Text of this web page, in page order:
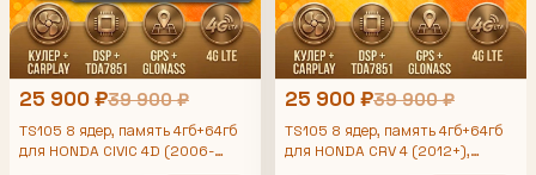
25 900 ₽39 900 ₽
TS105 8 ядер, память 4гб+64гб
для HONDA CIVIC 4D (2006-
2012), Android андроид
25 900 ₽39 900 ₽
TS105 8 ядер, память 4гб+64гб
для HONDA CRV 4 (2012+),
Android андроид магнитола DSP